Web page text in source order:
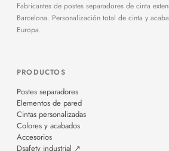
Fabricantes de postes separadores de cinta
Barcelona. Personalización total de cinta y
Europa.
PRODUCTOS
Postes separadores
Elementos de pared
Cintas personalizadas
Colores y acabados
Accesorios
Dsafety industrial ↗